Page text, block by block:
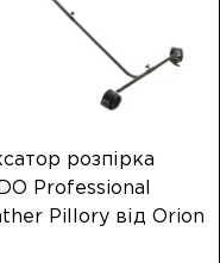
розпірка
Professional
Pillory від Orion